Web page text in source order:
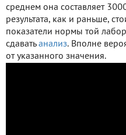
среднем она составляет
результата, как и раньше,
показатели нормы той
сдавать анализ. Вполне
от указанного значения.